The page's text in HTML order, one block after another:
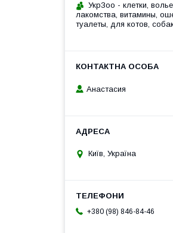
УкрЗоо - клетки,
лакомства, витамины,
туалеты, для котов,
Анастасия
Київ, Україна
+380 (98) 846-84-46